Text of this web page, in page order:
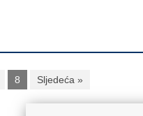
8 Sljedeća »